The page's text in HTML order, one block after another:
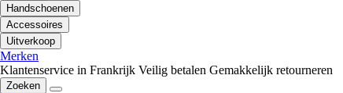
Handschoenen
Accessoires
Uitverkoop
Merken
Klantenservice in Frankrijk Veilig betalen Gemakkelijk retourneren
Zoeken